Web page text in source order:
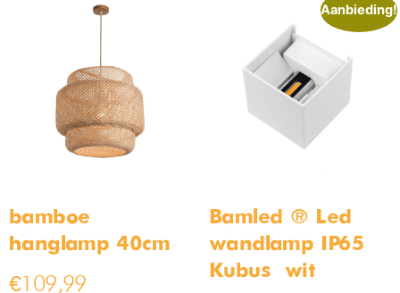
bamboe
hanglamp 40cm
€109,99
Aanbieding!
Bamled ® Led
wandlamp IP65
Kubus – wit